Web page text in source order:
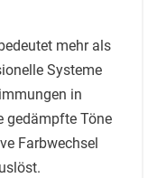
mehr als
Systeme
in
gedämpfte Töne
Farbwechsel